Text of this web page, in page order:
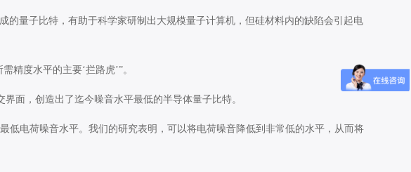
的量子比特，有助于科学家研制出大规模量子计算机，但硅材料内的缺陷会引起电
精度水平的主要‘拦路虎’”。
面，创造出了迄今噪音水平最低的半导体量子比特。
低电荷噪音水平。我们的研究表明，可以将电荷噪音降低到非常低的水平，从而将